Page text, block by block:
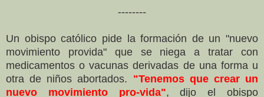
--------
Un obispo católico pide la formación de un "nuevo
movimiento provida" que se niega a tratar con
medicamentos o vacunas derivadas de una forma u
otra de niños abortados. "Tenemos que crear un
nuevo movimiento pro-vida", dijo el obispo